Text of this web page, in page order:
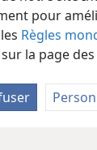
pour
Règles
la page des